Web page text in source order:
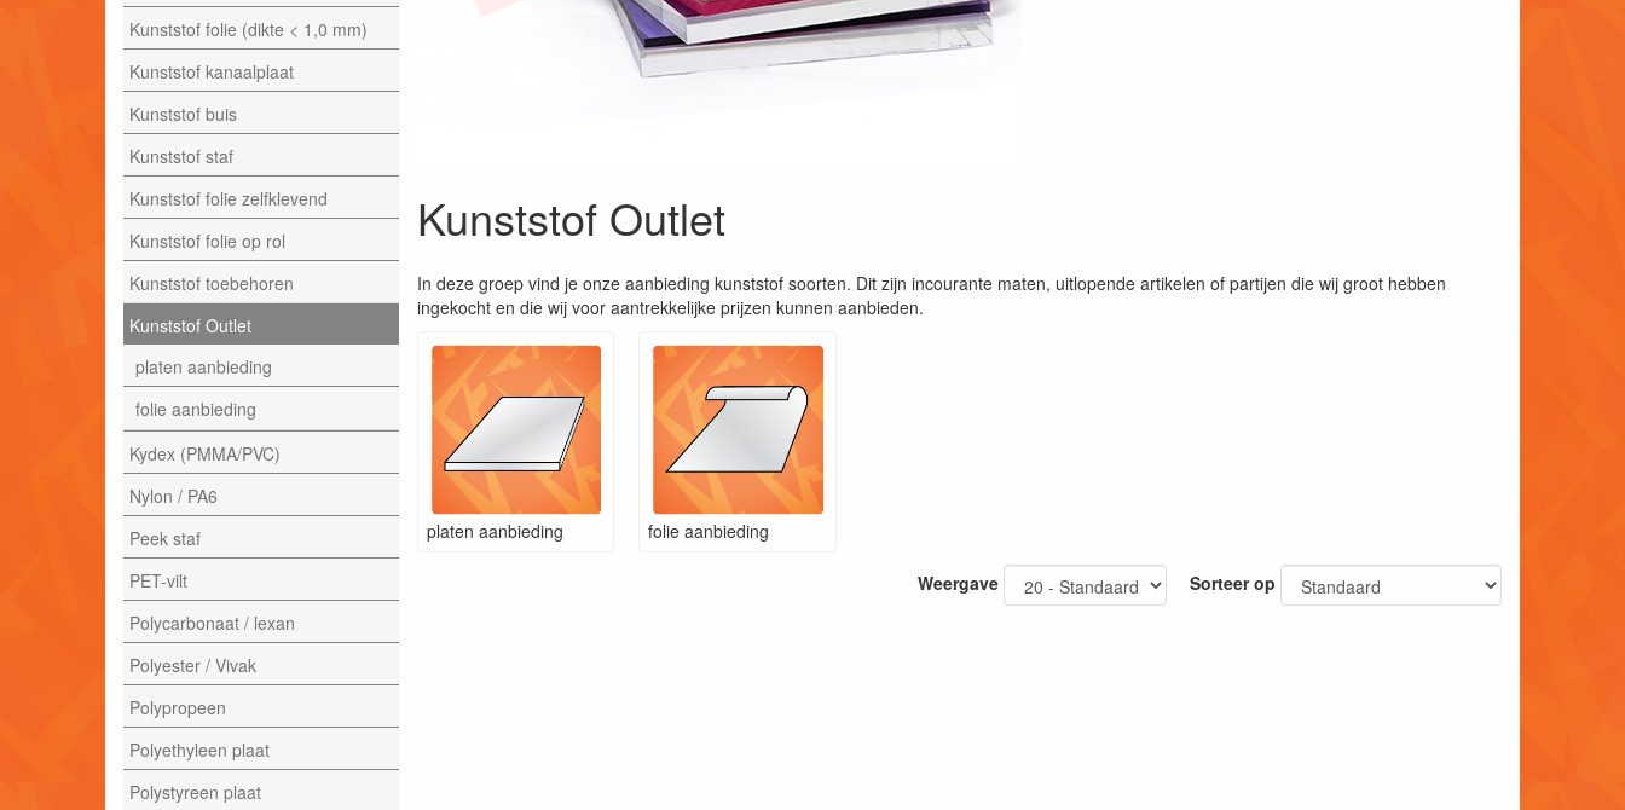
Kunststof folie (dikte < 1,0 mm)
Kunststof kanaalplaat
Kunststof buis
Kunststof staf
Kunststof folie zelfklevend
Kunststof folie op rol
Kunststof toebehoren
Kunststof Outlet
platen aanbieding
folie aanbieding
Kydex (PMMA/PVC)
Nylon / PA6
Peek staf
PET-vilt
Polycarbonaat / lexan
Polyester / Vivak
Polypropeen
Polyethyleen plaat
Polystyreen plaat
Kunststof Outlet
In deze groep vind je onze aanbieding kunststof soorten. Dit zijn incourante maten, uitlopende artikelen of partijen die wij groot hebben
ingekocht en die wij voor aantrekkelijke prijzen kunnen aanbieden.
platen aanbieding folie aanbieding
Weergave Sorteer op